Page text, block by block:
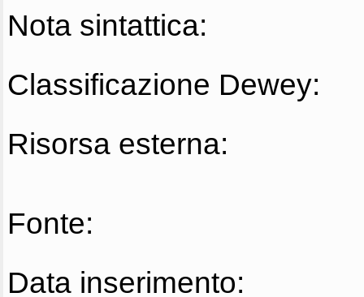
Nota sintattica:
Classificazione Dewey:
Risorsa esterna:
Fonte:
Data inserimento: